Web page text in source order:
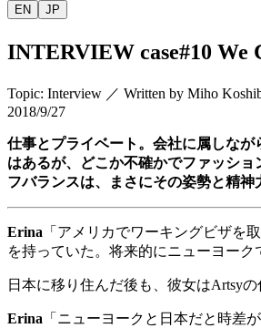
EN JP
INTERVIEW case#10
Topic: Interview ／ Written by Miho
2018/9/27
仕事とプライベート。会社に属しな
はあるが、どこか不確かでファッシ
フバランスは、まさにその姿勢と精神
Erina 「アメリカでワーキングビザを
を持っていた。将来的にニューヨー
日本に移り住んだ後も、彼女はArtsyの
Erina 「ニューヨークと日本だと時差